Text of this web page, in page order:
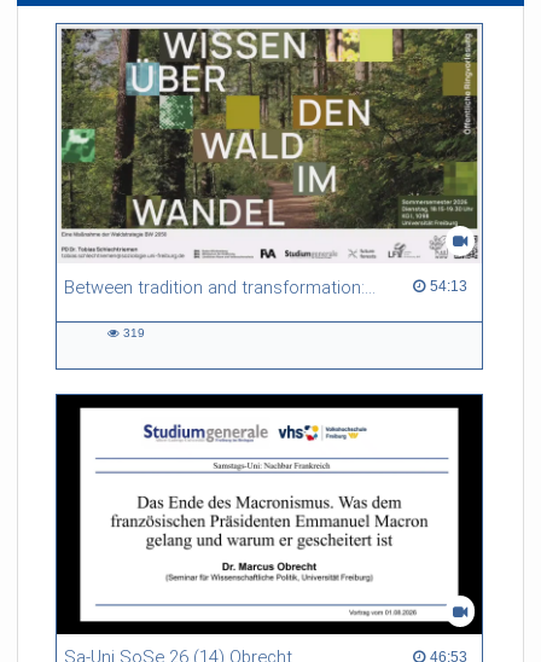
Between tradition and transformation: how owners, advisers and institutions co-create knowledge for resilient forests in Europe 54:13
54:13 duration
319
46:53
46:53 duration